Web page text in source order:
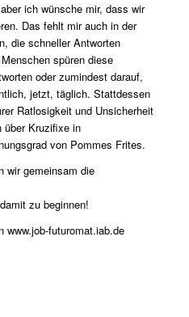
ich wünsche mir, dass wir
Das fehlt mir auch in der
die schneller Antworten
spüren diese
oder zumindest darauf,
jetzt, täglich. Stattdessen
Ratlosigkeit und Unsicherheit
über Kruzifixe in
von Pommes Frites.
wir gemeinsam die
zu beginnen!
www.job-futuromat.iab.de